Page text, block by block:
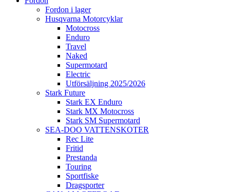
Fordon i lager
Husqvarna Motorcyklar
Motocross
Enduro
Travel
Naked
Supermotard
Electric
Utförsäljning 2025/2026
Stark Future
Stark EX Enduro
Stark MX Motocross
Stark SM Supermotard
SEA-DOO VATTENSKOTER
Rec Lite
Fritid
Prestanda
Touring
Sportfiske
Dragsporter